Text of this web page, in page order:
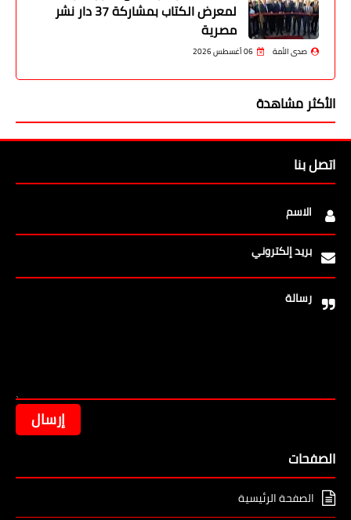
لمعرض الكتاب بمشاركة 37 دار نشر
مصرية
صدى الأمة 06 أغسطس 2026
الأكثر مشاهدة
اتصل بنا
الاسم
بريد إلكتروني
رسالة
الصفحات
الصفحة الرئيسية